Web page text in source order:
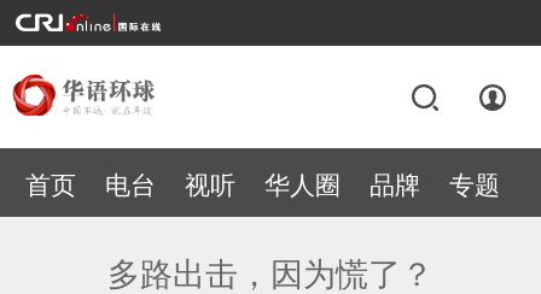
首页 电台 视听 华人圈 品牌 专题
多路出击，因为慌了？